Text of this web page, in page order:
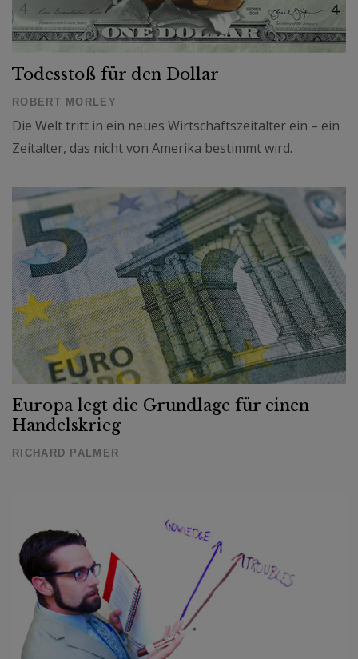
Todesstoß für den Dollar
ROBERT MORLEY
Die Welt tritt in ein neues Wirtschaftszeitalter ein – ein
Zeitalter, das nicht von Amerika bestimmt wird.
Europa legt die Grundlage für einen
Handelskrieg
RICHARD PALMER